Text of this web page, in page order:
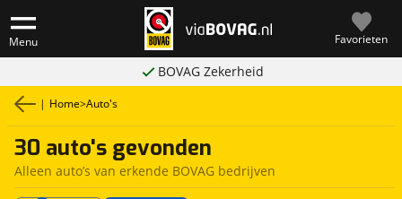
Menu Favorieten
BOVAG Zekerheid
| Home>Auto's
30 auto's gevonden
Alleen auto’s van erkende BOVAG bedrijven